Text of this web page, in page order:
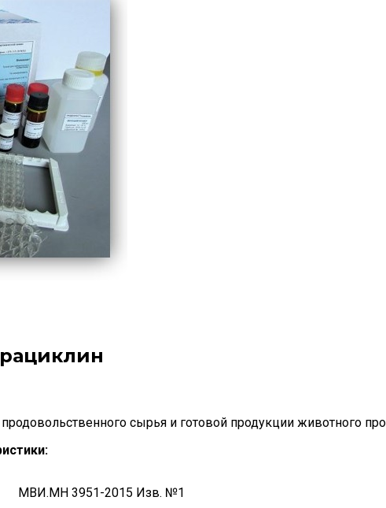
сырья и готовой продукции животного
МВИ.МН 3951-2015 Изв. №1